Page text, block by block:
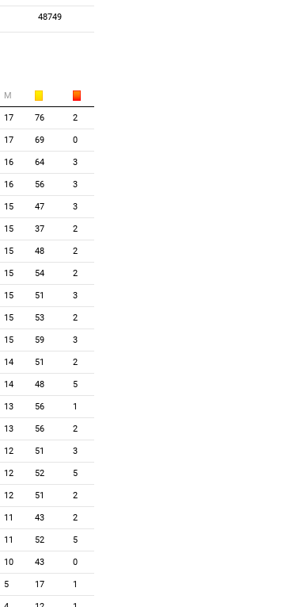
48749
М
17 76 2
17 69 0
16 64 3
16 56 3
15 47 3
15 37 2
15 48 2
15 54 2
15 51 3
15 53 2
15 59 3
14 51 2
14 48 5
13 56 1
13 56 2
12 51 3
12 52 5
12 51 2
11 43 2
11 52 5
10 43 0
5 17 1